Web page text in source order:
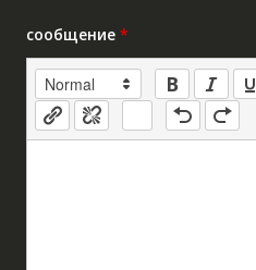
сообщение *